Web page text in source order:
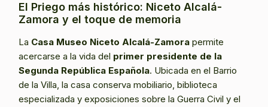
El Priego más histórico: Niceto Alcalá-
Zamora y el toque de memoria
La Casa Museo Niceto Alcalá-Zamora permite
acercarse a la vida del primer presidente de la
Segunda República Española. Ubicada en el Barrio
de la Villa, la casa conserva mobiliario, biblioteca
especializada y exposiciones sobre la Guerra Civil y el